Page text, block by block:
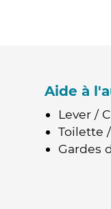
Aide à
Lever /
Toilette
Gardes